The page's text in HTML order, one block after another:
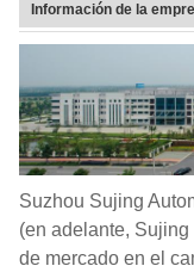
Tiempo de
Ambiental
Información de la
Suzhou Sujing
(en adelante,
de mercado en el